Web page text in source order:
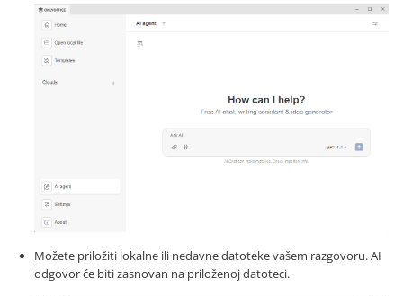
Možete priložiti lokalne ili nedavne datoteke vašem razgovoru. AI
odgovor će biti zasnovan na priloženoj datoteci.